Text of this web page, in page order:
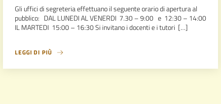
Gli uffici di segreteria effettuano il seguente orario di apertura al
pubblico: DAL LUNEDI AL VENERDI 7.30 – 9:00 e 12:30 – 14:00
IL MARTEDI 15:00 – 16:30 Si invitano i docenti e i tutori […]
LEGGI DI PIÙ